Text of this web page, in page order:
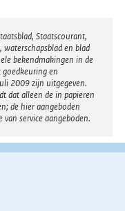
Staatscourant,
waterschapsblad en blad
bekendmakingen in de
en
2009 zijn uitgegeven.
dat alleen de in papieren
de hier aangeboden
service aangeboden.